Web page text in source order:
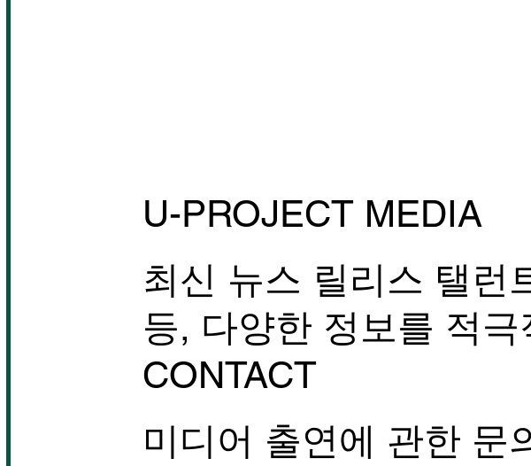
U-PROJECT MEDIA
최신 뉴스 릴리스 탤런
등, 다양한 정보를 적
CONTACT
미디어 출연에 관한 문